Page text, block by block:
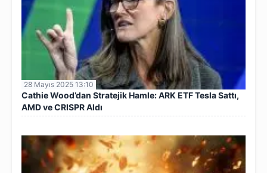
28 Mayıs 2025 13:10
Cathie Wood’dan Stratejik Hamle: ARK ETF Tesla Sattı,
AMD ve CRISPR Aldı